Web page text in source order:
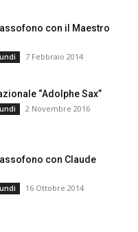
con il Maestro
7 Febbraio 2014
“Adolphe Sax”
2 Novembre 2016
con Claude
16 Ottobre 2014